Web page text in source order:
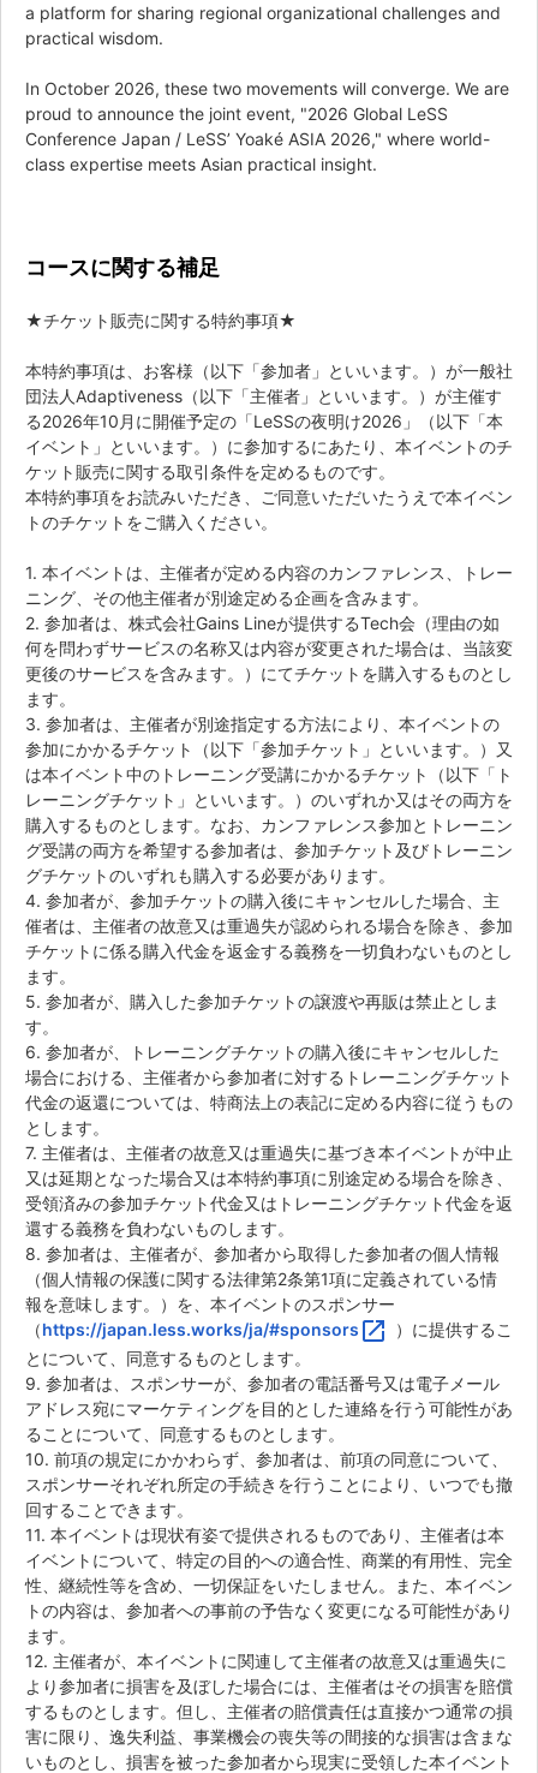
a platform for sharing regional organizational challenges and
practical wisdom.
In October 2026, these two movements will converge. We are
proud to announce the joint event, "2026 Global LeSS
Conference Japan / LeSS’ Yoaké ASIA 2026," where world-
class expertise meets Asian practical insight.
コースに関する補足
★チケット販売に関する特約事項★
本特約事項は、お客様（以下「参加者」といいます。）が一般社
団法人Adaptiveness（以下「主催者」といいます。）が主催す
る2026年10月に開催予定の「LeSSの夜明け2026」（以下「本
イベント」といいます。）に参加するにあたり、本イベントのチ
ケット販売に関する取引条件を定めるものです。
本特約事項をお読みいただき、ご同意いただいたうえで本イベン
トのチケットをご購入ください。
1. 本イベントは、主催者が定める内容のカンファレンス、トレー
ニング、その他主催者が別途定める企画を含みます。
2. 参加者は、株式会社Gains Lineが提供するTech会（理由の如
何を問わずサービスの名称又は内容が変更された場合は、当該変
更後のサービスを含みます。）にてチケットを購入するものとし
ます。
3. 参加者は、主催者が別途指定する方法により、本イベントの
参加にかかるチケット（以下「参加チケット」といいます。）又
は本イベント中のトレーニング受講にかかるチケット（以下「ト
レーニングチケット」といいます。）のいずれか又はその両方を
購入するものとします。なお、カンファレンス参加とトレーニン
グ受講の両方を希望する参加者は、参加チケット及びトレーニン
グチケットのいずれも購入する必要があります。
4. 参加者が、参加チケットの購入後にキャンセルした場合、主
催者は、主催者の故意又は重過失が認められる場合を除き、参加
チケットに係る購入代金を返金する義務を一切負わないものとし
ます。
5. 参加者が、購入した参加チケットの譲渡や再販は禁止としま
す。
6. 参加者が、トレーニングチケットの購入後にキャンセルした
場合における、主催者から参加者に対するトレーニングチケット
代金の返還については、特商法上の表記に定める内容に従うもの
とします。
7. 主催者は、主催者の故意又は重過失に基づき本イベントが中止
又は延期となった場合又は本特約事項に別途定める場合を除き、
受領済みの参加チケット代金又はトレーニングチケット代金を返
還する義務を負わないものします。
8. 参加者は、主催者が、参加者から取得した参加者の個人情報
（個人情報の保護に関する法律第2条第1項に定義されている情
報を意味します。）を、本イベントのスポンサー
（https://japan.less.works/ja/#sponsors open_in_new
）に提供するこ
とについて、同意するものとします。
9. 参加者は、スポンサーが、参加者の電話番号又は電子メール
アドレス宛にマーケティングを目的とした連絡を行う可能性があ
ることについて、同意するものとします。
10. 前項の規定にかかわらず、参加者は、前項の同意について、
スポンサーそれぞれ所定の手続きを行うことにより、いつでも撤
回することできます。
11. 本イベントは現状有姿で提供されるものであり、主催者は本
イベントについて、特定の目的への適合性、商業的有用性、完全
性、継続性等を含め、一切保証をいたしません。また、本イベン
トの内容は、参加者への事前の予告なく変更になる可能性があり
ます。
12. 主催者が、本イベントに関連して主催者の故意又は重過失に
より参加者に損害を及ぼした場合には、主催者はその損害を賠償
するものとします。但し、主催者の賠償責任は直接かつ通常の損
害に限り、逸失利益、事業機会の喪失等の間接的な損害は含まな
いものとし、損害を被った参加者から現実に受領した本イベント